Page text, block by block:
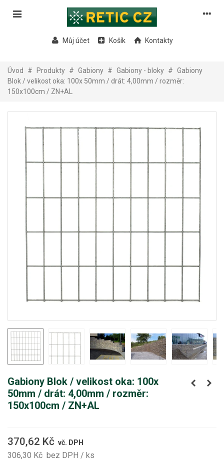
Můj účet Košík Kontakty
Úvod # Produkty # Gabiony # Gabiony - bloky # Gabiony
Blok / velikost oka: 100x 50mm / drát: 4,00mm / rozměr:
150x100cm / ZN+AL
Gabiony Blok / velikost oka: 100x
50mm / drát: 4,00mm / rozměr:
150x100cm / ZN+AL
370,62 Kč vč. DPH
306,30 Kč bez DPH / ks